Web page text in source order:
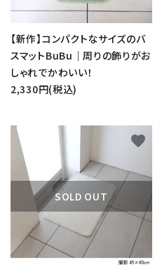
【新作】コンパクトなサイズのバ
スマットBuBu｜周りの飾りがお
しゃれでかわいい！
2,330円(税込)
SOLD OUT
favorite